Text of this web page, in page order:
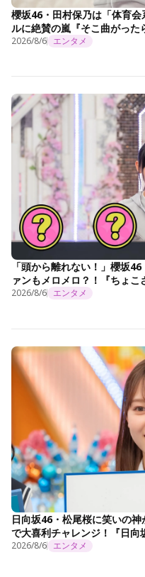
櫻坂46・田村保乃は「体育
ルに絶賛の嵐『そこ曲がった
2026/8/6 エンタメ
「頭から離れない！」櫻坂
ァンもメロメロ？！『ちょこ
2026/8/6 エンタメ
日向坂46・松尾桜に笑いの
で大喜利チャレンジ！『日
2026/8/6 エンタメ